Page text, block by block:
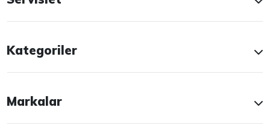
Kategoriler
Markalar